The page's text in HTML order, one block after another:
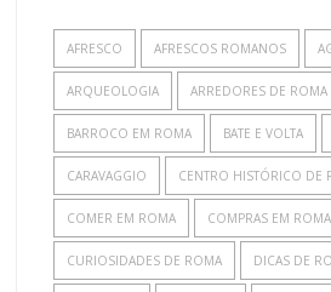
AFRESCO AFRESCOS ROMANOS
ARQUEOLOGIA ARREDORES DE ROMA
BARROCO EM ROMA BATE E VOLTA
CARAVAGGIO CENTRO HISTÓRICO DE
COMER EM ROMA COMPRAS EM ROMA
CURIOSIDADES DE ROMA DICAS DE